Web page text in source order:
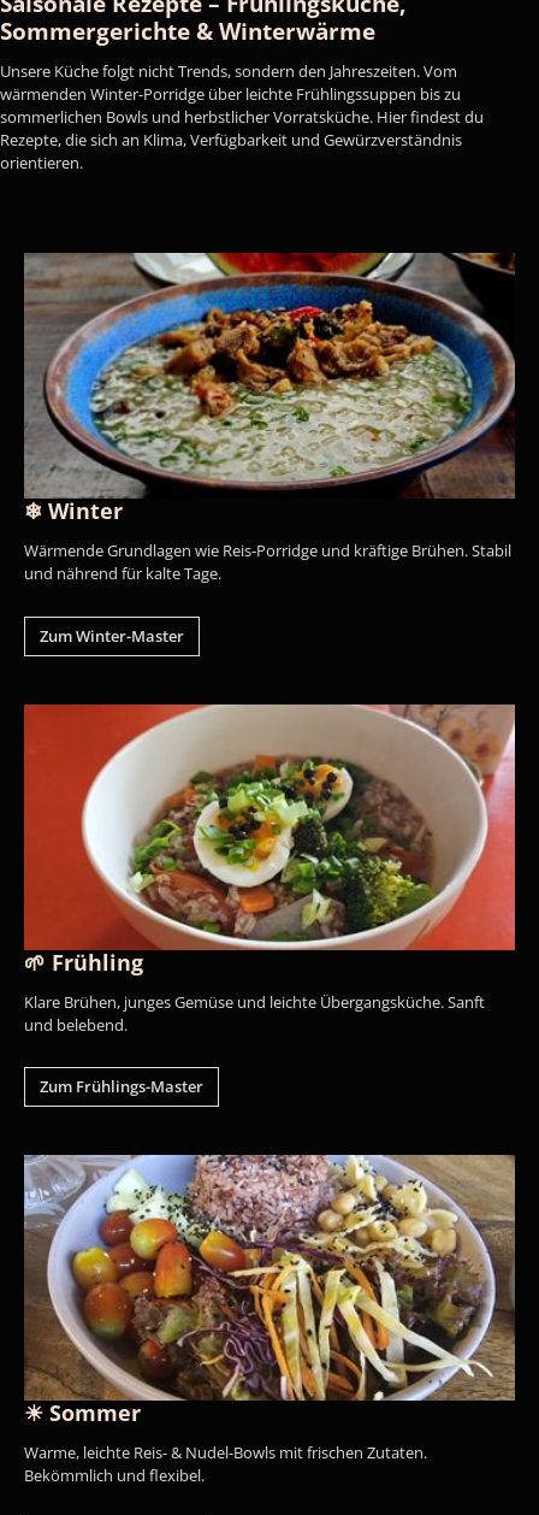
Sommergerichte & Winterwärme
Unsere Küche folgt nicht Trends, sondern den Jahreszeiten. Vom
wärmenden Winter-Porridge über leichte Frühlingssuppen bis zu
sommerlichen Bowls und herbstlicher Vorratsküche. Hier findest du
Rezepte, die sich an Klima, Verfügbarkeit und Gewürzverständnis
orientieren.
❄ Winter
Wärmende Grundlagen wie Reis-Porridge und kräftige Brühen. Stabil
und nährend für kalte Tage.
Zum Winter-Master
🌱 Frühling
Klare Brühen, junges Gemüse und leichte Übergangsküche. Sanft
und belebend.
Zum Frühlings-Master
☀ Sommer
Warme, leichte Reis- & Nudel-Bowls mit frischen Zutaten.
Bekömmlich und flexibel.